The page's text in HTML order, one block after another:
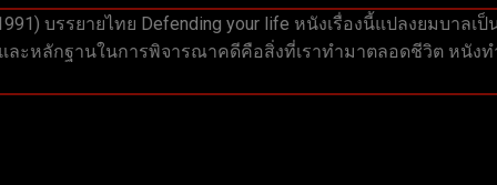
บรรยายไทย Defending your life หนังเรื่องนี้แปลงยมบาล
ะหลักฐานในการพิจารณาคดีคือสิ่งที่เราทำมาตลอดชีวิต หนัง